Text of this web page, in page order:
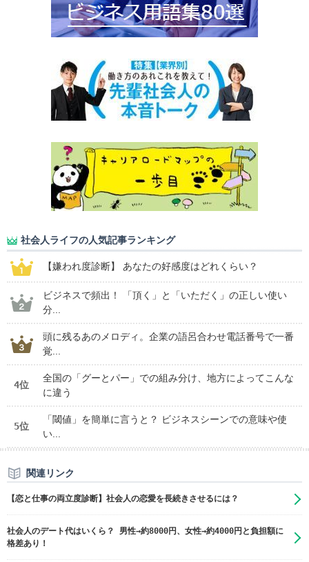
社会人ライフの人気記事ランキング
【嫌われ度診断】 あなたの好感度はどれくらい？
ビジネスで頻出！ 「頂く」と「いただく」の正しい使い
分...
頭に残るあのメロディ。企業の語呂合わせ電話番号で一番
覚...
4位
全国の「グーとパー」での組み分け、地方によってこんな
に違う
5位
「閾値」を簡単に言うと？ ビジネスシーンでの意味や使
い...
関連リンク
【恋と仕事の両立度診断】社会人の恋愛を長続きさせるには？
社会人のデート代はいくら？ 男性→約8000円、女性→約4000円と負担額に
格差あり！